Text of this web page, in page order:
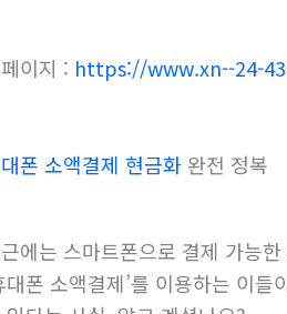
이지 : https://www.xn--24-
폰 소액결제 현금화 완전 정복
에는 스마트폰으로 결제 가능
대폰 소액결제’를 이용하는 이